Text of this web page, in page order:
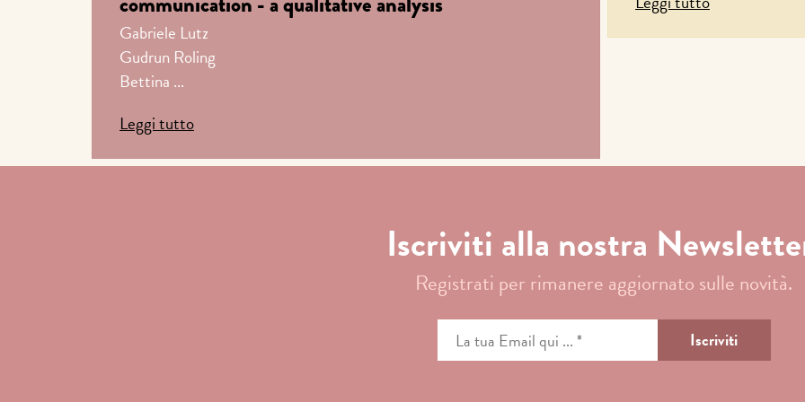
Gabriele Lutz
Gudrun Roling
Bettina ...
Leggi tutto
Iscriviti alla nostra
Registrati per rimanere aggiornato sulle novità.